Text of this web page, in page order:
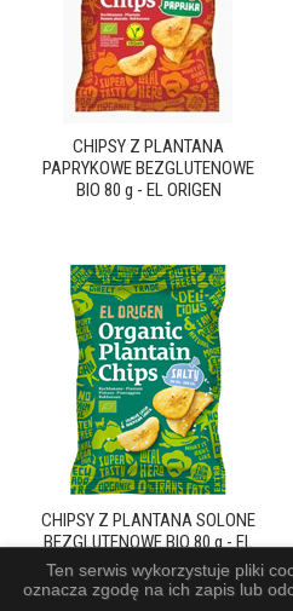
CHIPSY Z PLANTANA
PAPRYKOWE BEZGLUTENOWE
BIO 80 g - EL ORIGEN
CHIPSY Z PLANTANA SOLONE
BEZGLUTENOWE BIO 80 g - EL
ORIGEN
Ten serwis wykorzystuje pliki
oznacza zgodę na ich zapis lub